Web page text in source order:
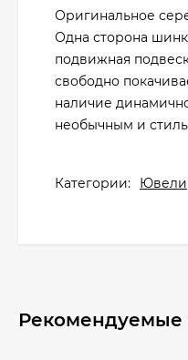
Оригинальное
Одна сторона
подвижная
свободно
наличие
необычным и
Категории:
Рекомендуемые